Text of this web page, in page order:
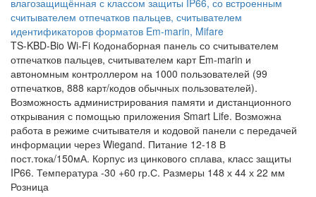
влагозащищённая с классом защиты IP66, со встроенным
считывателем отпечатков пальцев, считывателем
идентификаторов форматов Em-marin, Mifare
TS-KBD-Bio Wi-Fi Кодонаборная панель со считывателем
отпечатков пальцев, считывателем карт Em-marin и
автономным контроллером на 1000 пользователей (99
отпечатков, 888 карт/кодов обычных пользователей).
Возможность администрирования памяти и дистанционного
открывания с помощью приложения Smart Life. Возможна
работа в режиме считывателя и кодовой панели с передачей
информации через Wiegand. Питание 12-18 В
пост.тока/150мА. Корпус из цинкового сплава, класс защиты
IP66. Температура -30 +60 гр.С. Размеры 148 х 44 х 22 мм
Розница